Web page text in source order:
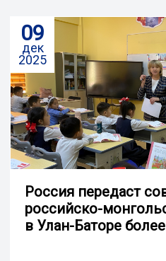
09
дек
2025
Россия передаст
российско-
в Улан-Баторе